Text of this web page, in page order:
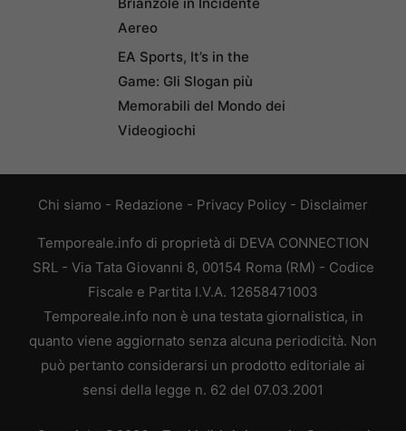
Brianzole in Incidente
Aereo
EA Sports, It’s in the
Game: Gli Slogan più
Memorabili del Mondo dei
Videogiochi
Chi siamo - Redazione - Privacy Policy - Disclaimer
Temporeale.info di proprietà di DEVA CONNECTION
SRL - Via Tata Giovanni 8, 00154 Roma (RM) - Codice
Fiscale e Partita I.V.A. 12658471003
Temporeale.info non è una testata giornalistica, in
quanto viene aggiornato senza alcuna periodicità. Non
può pertanto considerarsi un prodotto editoriale ai
sensi della legge n. 62 del 07.03.2001